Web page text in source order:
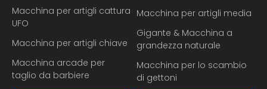
Macchina per artigli cattura
UFO
Macchina per artigli chiave
Macchina arcade per
taglio da barbiere
Macchina per artigli media
Gigante & Macchina a
grandezza naturale
Macchina per lo scambio
di gettoni